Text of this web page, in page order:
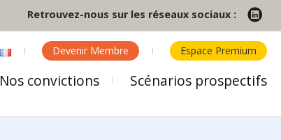
Retrouvez-nous sur les réseaux sociaux :
Devenir Membre Espace Premium
Nos convictions Scénarios prospectifs